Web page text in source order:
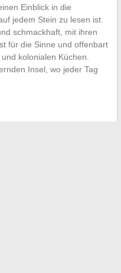
Einblick in die
jedem Stein zu lesen ist.
schmackhaft, mit ihren
für die Sinne und offenbart
kolonialen Küchen.
Insel, wo jeder Tag